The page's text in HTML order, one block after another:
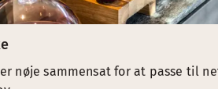
nøje sammensat for at passe til